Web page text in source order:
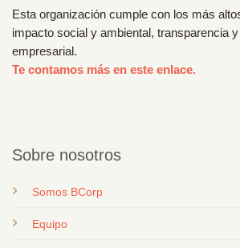
Esta organización cumple con los más
impacto social y ambiental, transparencia
empresarial.
Te contamos más en este enlace.
Sobre nosotros
Somos BCorp
Equipo